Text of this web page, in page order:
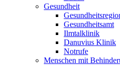
Gesundheit
Gesundheitsamt
Ilmtalklinik
Danuvius Klinik
Notrufe
Menschen mit